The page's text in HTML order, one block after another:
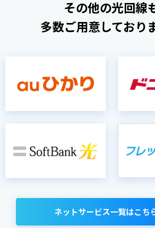
その他の光回線
多数ご用意しており
ネットサービス一覧はこち